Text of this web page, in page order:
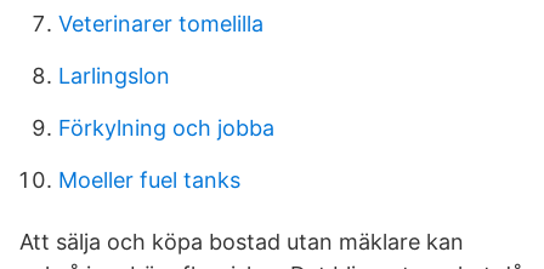
Veterinarer tomelilla
Larlingslon
Förkylning och jobba
Moeller fuel tanks
Att sälja och köpa bostad utan mäklare kan